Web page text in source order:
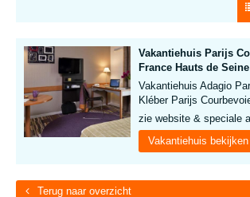
Vakantiehuis Parijs
France Hauts de
Vakantiehuis Adagio
Kléber Parijs
zie website & speciale
Vakantiehuis bekijken
Terug naar overzicht